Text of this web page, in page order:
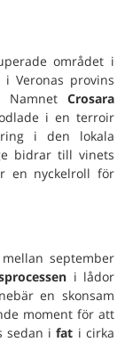
området i
Veronas provins
Namnet Crosara
i en terroir
i den lokala
bidrar till vinets
en nyckelroll för
mellan september
i lådor
en skonsam
moment för att
sedan ifat i cirka